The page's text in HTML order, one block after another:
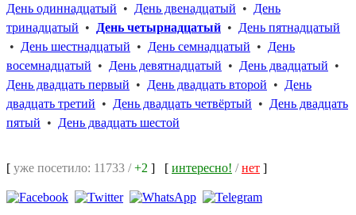
День одиннадцатый • День двенадцатый • День
тринадцатый • День четырнадцатый • День пятнадцатый
• День шестнадцатый • День семнадцатый • День
восемнадцатый • День девятнадцатый • День двадцатый •
День двадцать первый • День двадцать второй • День
двадцать третий • День двадцать четвёртый • День двадцать
пятый • День двадцать шестой
[ уже посетило: 11733 /+2 ] [ интересно! /нет ]